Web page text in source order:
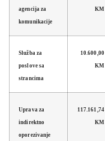
agencija za
komunikacije
KM
Služba za
poslove sa
strancima
10.600,00
KM
Uprava za
indirektno
oporezivanje
117.161,74
KM